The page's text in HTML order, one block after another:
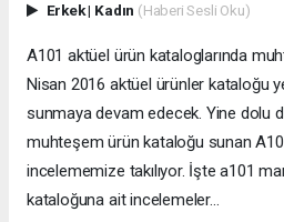
Erkek| Kadın (Haberi Sesli Oku)
A101 aktüel ürün kataloglarında
Nisan 2016 aktüel ürünler kataloğu
sunmaya devam edecek. Yine dolu
muhteşem ürün kataloğu sunan
incelememize takılıyor. İşte a101
kataloğuna ait incelemeler…